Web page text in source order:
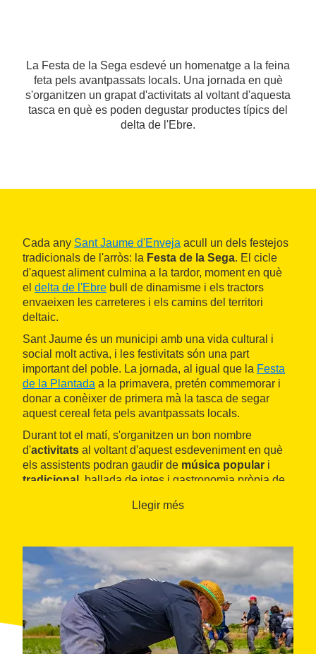
La Festa de la Sega esdevé un homenatge a la feina
feta pels avantpassats locals. Una jornada en què
s'organitzen un grapat d'activitats al voltant d'aquesta
tasca en què es poden degustar productes típics del
delta de l'Ebre.
Cada any Sant Jaume d'Enveja acull un dels festejos
tradicionals de l'arròs: la Festa de la Sega. El cicle
d'aquest aliment culmina a la tardor, moment en què
el delta de l'Ebre bull de dinamisme i els tractors
envaeixen les carreteres i els camins del territori
deltaic.
Sant Jaume és un municipi amb una vida cultural i
social molt activa, i les festivitats són una part
important del poble. La jornada, al igual que la Festa
de la Plantada a la primavera, pretén commemorar i
donar a conèixer de primera mà la tasca de segar
aquest cereal feta pels avantpassats locals.
Durant tot el matí, s'organitzen un bon nombre
d'activitats al voltant d'aquest esdeveniment en què
els assistents podran gaudir de música popular i
tradicional , ballada de jotes i gastronomia pròpia de
Llegir més